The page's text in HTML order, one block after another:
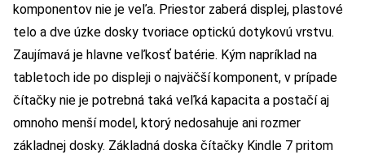
komponentov nie je veľa. Priestor zaberá displej, plastové
telo a dve úzke dosky tvoriace optickú dotykovú vrstvu.
Zaujímavá je hlavne veľkosť batérie. Kým napríklad na
tabletoch ide po displeji o najväčší komponent, v prípade
čítačky nie je potrebná taká veľká kapacita a postačí aj
omnoho menší model, ktorý nedosahuje ani rozmer
základnej dosky. Základná doska čítačky Kindle 7 pritom